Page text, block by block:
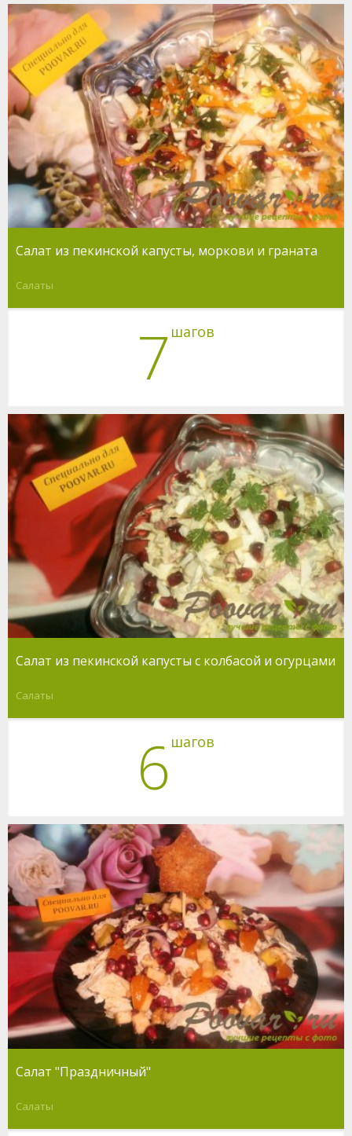
Салат из пекинской капусты, моркови и граната
Салаты
7 шагов
Салат из пекинской капусты с колбасой и огурцами
Салаты
6 шагов
Салат "Праздничный"
Салаты